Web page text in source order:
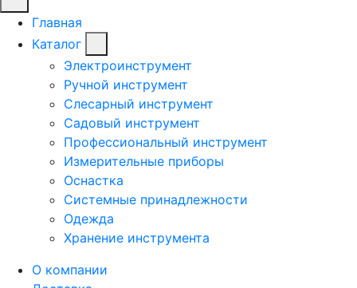
Главная
Каталог
Электроинструмент
Ручной инструмент
Слесарный инструмент
Садовый инструмент
Профессиональный инструмент
Измерительные приборы
Оснастка
Системные принадлежности
Одежда
Хранение инструмента
О компании